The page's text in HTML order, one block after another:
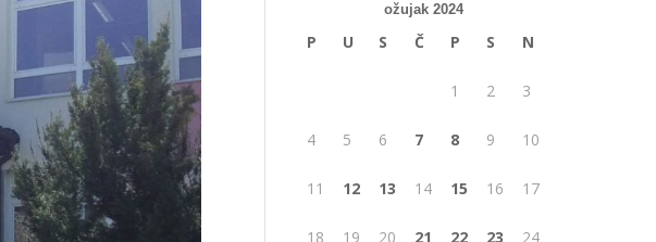
ožujak 2024
P U S Č P S N
1 2 3
4 5 6 7 8 9 10
11 12 13 14 15 16 17
18 19 20 21 22 23 24